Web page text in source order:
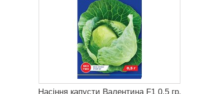
Насіння капусти Валентина F1 0,5 гр.